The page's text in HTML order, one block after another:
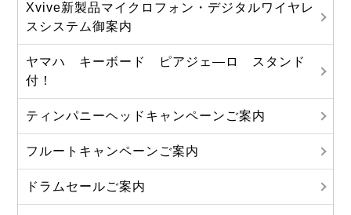
Xvive新製品マイクロフォン・デジタルワイヤレ
スシステム御案内
ヤマハ キーボード ピアジェ―ロ スタンド
付！
ティンパニーヘッドキャンペーンご案内
フルートキャンペーンご案内
ドラムセールご案内